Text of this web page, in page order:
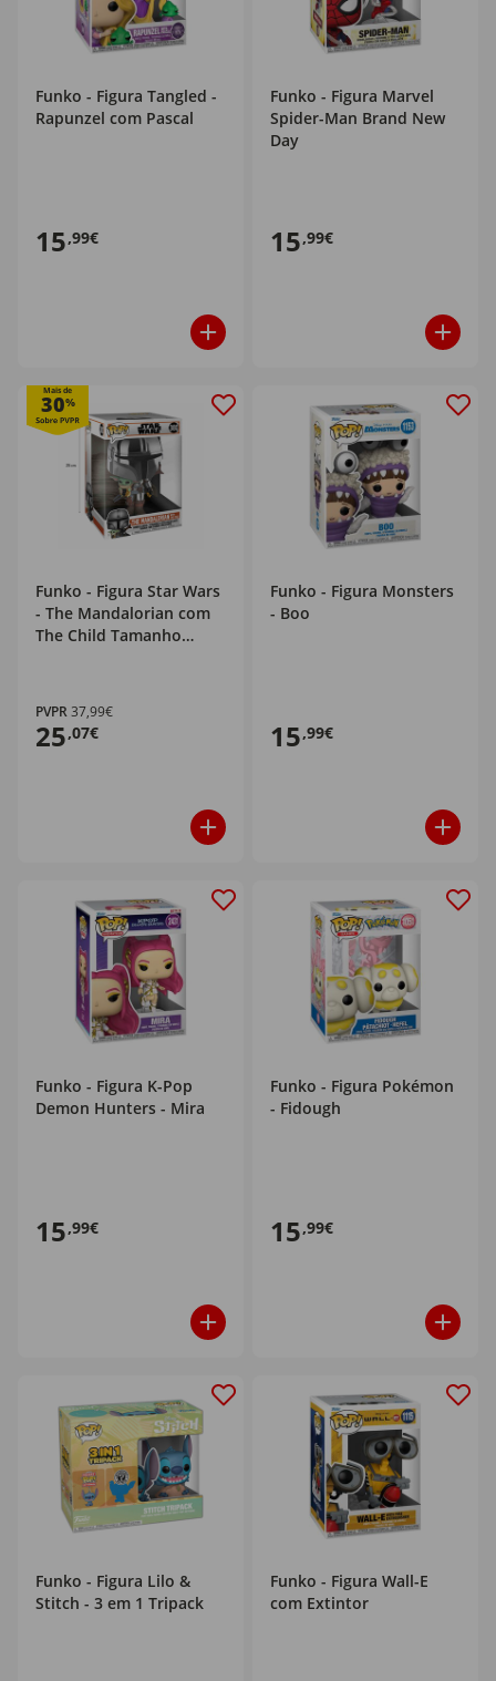
Funko - Figura Tangled -
Rapunzel com Pascal
15,99€
Funko - Figura Marvel
Spider-Man Brand New
Day
15,99€
Mais de
30%
Funko - Figura Star Wars
- The Mandalorian com
The Child Tamanho
PVPR37,99€
25,07€
Funko - Figura Monsters
- Boo
15,99€
Funko - Figura K-Pop
Demon Hunters - Mira
15,99€
Funko - Figura Pokémon
- Fidough
15,99€
Funko - Figura Lilo &
Stitch - 3 em 1 Tripack
Funko - Figura Wall-E
com Extintor